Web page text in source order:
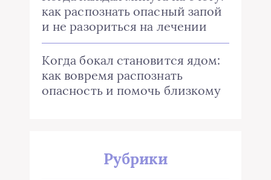
как распознать опасный запой
и не разориться на лечении
Когда бокал становится ядом:
как вовремя распознать
опасность и помочь близкому
Рубрики